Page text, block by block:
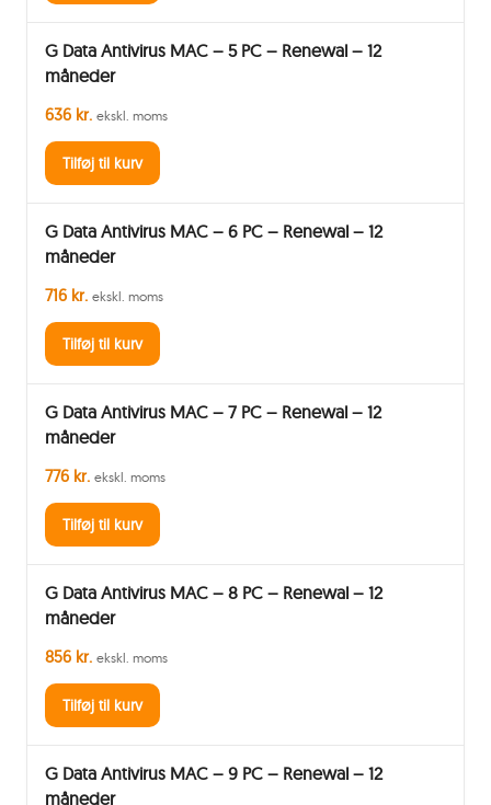
G Data Antivirus MAC – 5 PC – Renewal – 12
måneder
636 kr. ekskl. moms
Tilføj til kurv
G Data Antivirus MAC – 6 PC – Renewal – 12
måneder
716 kr. ekskl. moms
Tilføj til kurv
G Data Antivirus MAC – 7 PC – Renewal – 12
måneder
776 kr. ekskl. moms
Tilføj til kurv
G Data Antivirus MAC – 8 PC – Renewal – 12
måneder
856 kr. ekskl. moms
Tilføj til kurv
G Data Antivirus MAC – 9 PC – Renewal – 12
måneder